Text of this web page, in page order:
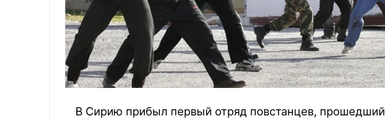
В Сирию прибыл первый отряд повстанцев, прошедший